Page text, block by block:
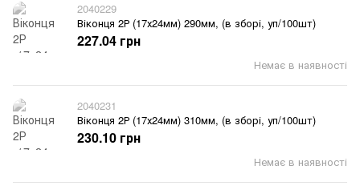
2040229
Віконця 2Р (17х24мм) 290мм, (в зборі, уп/100шт)
Немає в наявності
227.04 грн
2040231
Віконця 2Р (17х24мм) 310мм, (в зборі, уп/100шт)
Немає в наявності
230.10 грн